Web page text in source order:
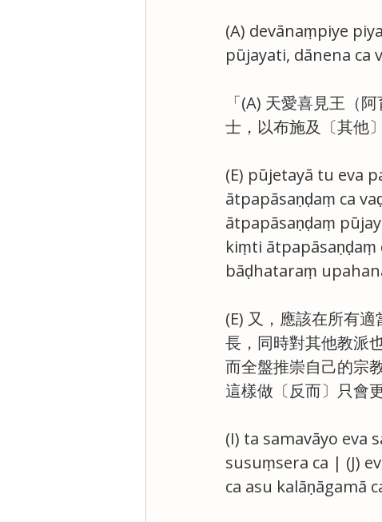
(A) devānaṃpiye
pūjayati, dānena ca
「(A) 天愛喜見王（
士，以布施及〔其他
(E) pūjetayā tu eva
ātpapāsaṇḍaṃ ca
ātpapāsaṇḍaṃ
kiṃti
bāḍhataraṃ
(E) 又，應該在所有
長，同時對其他教派
而全盤推崇自己的宗
這樣做〔反而〕只會
(I) ta samavāyo eva
susuṃsera ca | (J)
ca asu kalāṇāgamā